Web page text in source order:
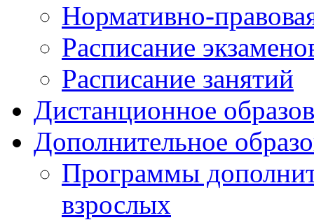
Нормативно-
Расписание
Расписание занятий
Дистанционное
Дополнительное
Программы
взрослых